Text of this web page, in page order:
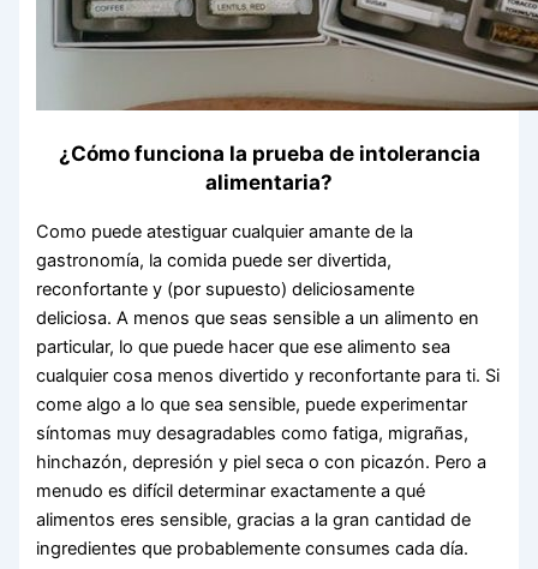
¿Cómo funciona la prueba de intolerancia
alimentaria?
Como puede atestiguar cualquier amante de la
gastronomía, la comida puede ser divertida,
reconfortante y (por supuesto) deliciosamente
deliciosa. A menos que seas sensible a un alimento en
particular, lo que puede hacer que ese alimento sea
cualquier cosa menos divertido y reconfortante para ti. Si
come algo a lo que sea sensible, puede experimentar
síntomas muy desagradables como fatiga, migrañas,
hinchazón, depresión y piel seca o con picazón. Pero a
menudo es difícil determinar exactamente a qué
alimentos eres sensible, gracias a la gran cantidad de
ingredientes que probablemente consumes cada día.